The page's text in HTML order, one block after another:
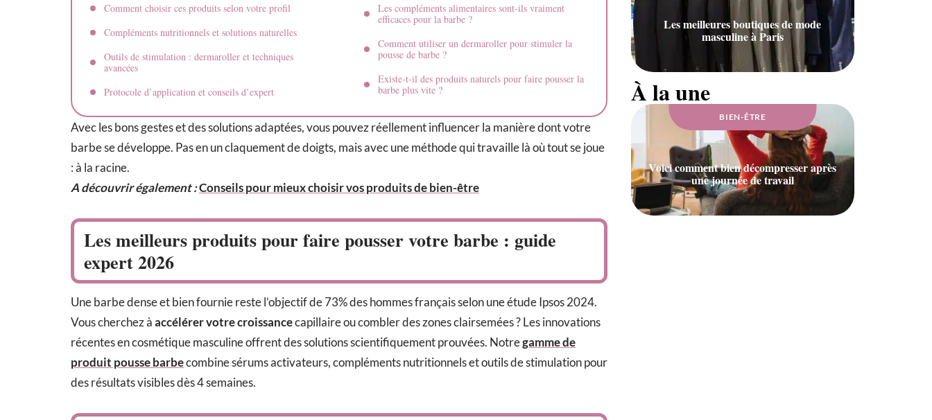
Comment choisir ces produits selon votre profil
Compléments nutritionnels et solutions naturelles
Outils de stimulation : dermaroller et techniques
avancées
Protocole d’application et conseils d’expert
Les compléments alimentaires sont-ils vraiment
efficaces pour la barbe ?
Comment utiliser un dermaroller pour stimuler la
pousse de barbe ?
Existe-t-il des produits naturels pour faire pousser la
barbe plus vite ?
Avec les bons gestes et des solutions adaptées, vous pouvez réellement influencer la manière dont votre
barbe se développe. Pas en un claquement de doigts, mais avec une méthode qui travaille là où tout se joue
: à la racine.
A découvrir également :Conseils pour mieux choisir vos produits de bien-être
Les meilleurs produits pour faire pousser votre barbe : guide
expert 2026
Une barbe dense et bien fournie reste l’objectif de 73% des hommes français selon une étude Ipsos 2024.
Vous cherchez àaccélérer votre croissancecapillaire ou combler des zones clairsemées ? Les innovations
récentes en cosmétique masculine offrent des solutions scientifiquement prouvées. Notregamme de
produit pousse barbecombine sérums activateurs, compléments nutritionnels et outils de stimulation pour
des résultats visibles dès 4 semaines.
Les meilleures boutiques de mode
masculine à Paris
À la une
BIEN-ÊTRE
Voici comment bien décompresser après
une journée de travail